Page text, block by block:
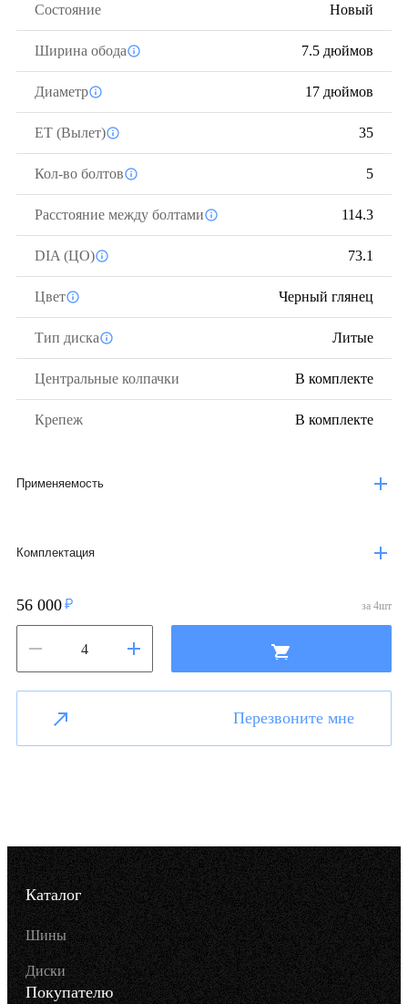
Состояние Новый
Ширина обода 7.5 дюймов
Диаметр 17 дюймов
ЕТ (Вылет) 35
Кол-во болтов 5
Расстояние между болтами 114.3
DIA (ЦО) 73.1
Цвет Черный глянец
Тип диска Литые
Центральные колпачки В комплекте
Крепеж В комплекте
Применяемость
Комплектация
56 000 за 4шт
Перезвоните мне
Каталог
Шины
Диски
Покупателю